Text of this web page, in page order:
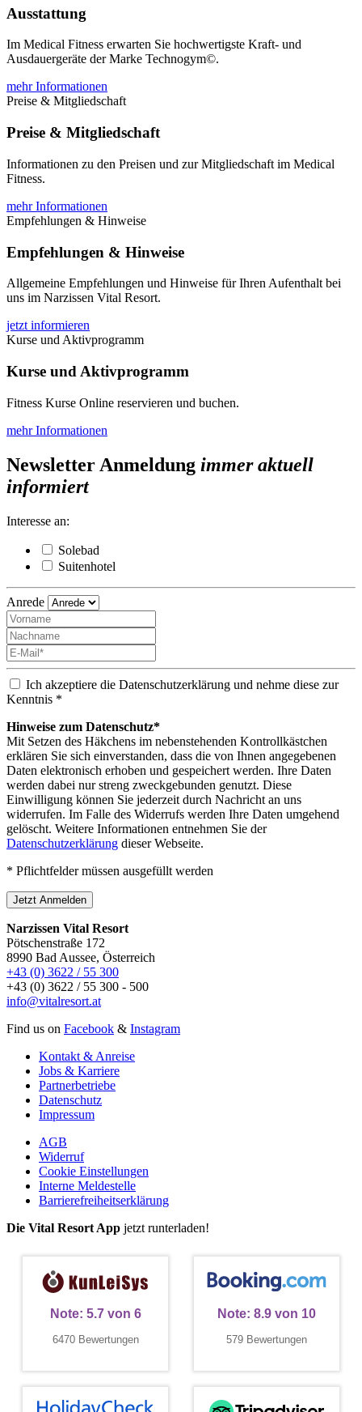
Ausstattung
Im Medical Fitness erwarten Sie hochwertigste Kraft- und
Ausdauergeräte der Marke Technogym©.
mehr Informationen
Preise & Mitgliedschaft
Preise & Mitgliedschaft
Informationen zu den Preisen und zur Mitgliedschaft im Medical
Fitness.
mehr Informationen
Empfehlungen & Hinweise
Empfehlungen & Hinweise
Allgemeine Empfehlungen und Hinweise für Ihren Aufenthalt bei
uns im Narzissen Vital Resort.
jetzt informieren
Kurse und Aktivprogramm
Kurse und Aktivprogramm
Fitness Kurse Online reservieren und buchen.
mehr Informationen
Newsletter Anmeldung immer aktuell
informiert
Interesse an:
Solebad
Suitenhotel
Anrede
Ich akzeptiere die Datenschutzerklärung und nehme diese zur
Kenntnis *
Hinweise zum Datenschutz*
Mit Setzen des Häkchens im nebenstehenden Kontrollkästchen
erklären Sie sich einverstanden, dass die von Ihnen angegebenen
Daten elektronisch erhoben und gespeichert werden. Ihre Daten
werden dabei nur streng zweckgebunden genutzt. Diese
Einwilligung können Sie jederzeit durch Nachricht an uns
widerrufen. Im Falle des Widerrufs werden Ihre Daten umgehend
gelöscht. Weitere Informationen entnehmen Sie der
Datenschutzerklärung dieser Webseite.
* Pflichtfelder müssen ausgefüllt werden
Jetzt Anmelden
Narzissen Vital Resort
Pötschenstraße 172
8990 Bad Aussee, Österreich
+43 (0) 3622 / 55 300
+43 (0) 3622 / 55 300 - 500
info@vitalresort.at
Find us on Facebook & Instagram
Kontakt & Anreise
Jobs & Karriere
Partnerbetriebe
Datenschutz
Impressum
AGB
Widerruf
Cookie Einstellungen
Interne Meldestelle
Barrierefreiheitserklärung
Die Vital Resort App jetzt runterladen!
Note: 5.7 von 6
6470 Bewertungen
Note: 8.9 von 10
579 Bewertungen